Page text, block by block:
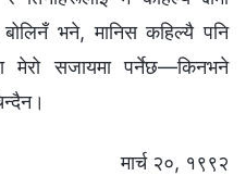
भने, मानिस कहिल्यै पनि
सजायमा पर्नेछ—किनभने
मार्च २०, १९९२